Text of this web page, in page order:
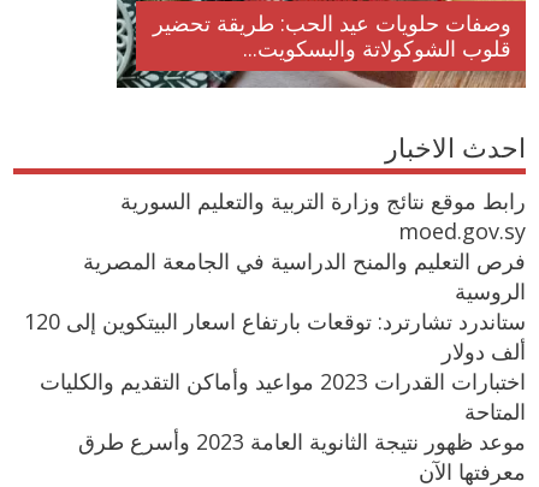
وصفات حلويات عيد الحب: طريقة تحضير
قلوب الشوكولاتة والبسكويت...
احدث الاخبار
رابط موقع نتائج وزارة التربية والتعليم السورية
moed.gov.sy
فرص التعليم والمنح الدراسية في الجامعة المصرية
الروسية
ستاندرد تشارترد: توقعات بارتفاع اسعار البيتكوين إلى 120
ألف دولار
اختبارات القدرات 2023 مواعيد وأماكن التقديم والكليات
المتاحة
موعد ظهور نتيجة الثانوية العامة 2023 وأسرع طرق
معرفتها الآن